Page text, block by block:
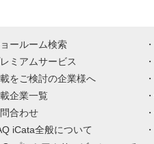
ールーム検索
ミアムサービス
をご検討の企業様へ
企業一覧
合わせ
iCata全般について